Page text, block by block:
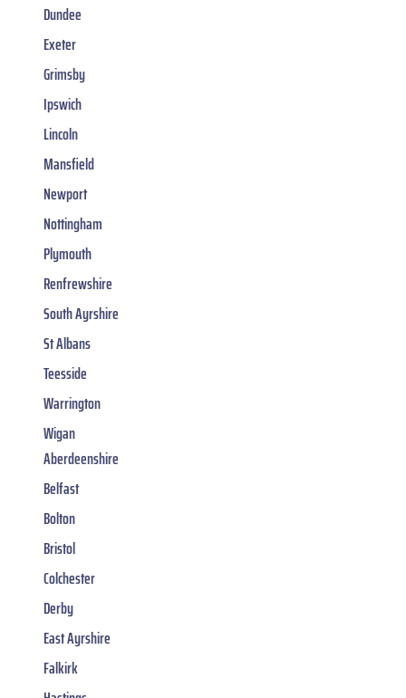
Dundee
Exeter
Grimsby
Ipswich
Lincoln
Mansfield
Newport
Nottingham
Plymouth
Renfrewshire
South Ayrshire
St Albans
Teesside
Warrington
Wigan
Aberdeenshire
Belfast
Bolton
Bristol
Colchester
Derby
East Ayrshire
Falkirk